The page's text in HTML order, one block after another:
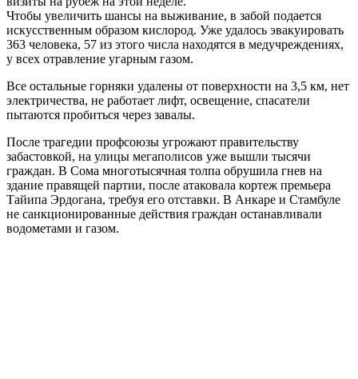
Чтобы увеличить шансы на выживание, в забой подается
искусственным образом кислород. Уже удалось эвакуировать
363 человека, 57 из этого числа находятся в медучреждениях,
у всех отравление угарным газом.
Все остальные горняки удалены от поверхности на 3,5 км, нет
электричества, не работает лифт, освещение, спасатели
пытаются пробиться через завалы.
После трагедии профсоюзы угрожают правительству
забастовкой, на улицы мегаполисов уже вышли тысячи
граждан. В Сома многотысячная толпа обрушила гнев на
здание правящей партии, после атаковала кортеж премьера
Тайипа Эрдогана, требуя его отставки. В Анкаре и Стамбуле
не санкционированные действия граждан останавливали
водометами и газом.